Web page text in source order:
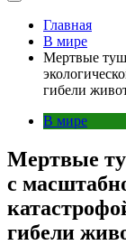
Главная
В мире
Мертвые
гибели
В мире
Мертвые
с
гибели